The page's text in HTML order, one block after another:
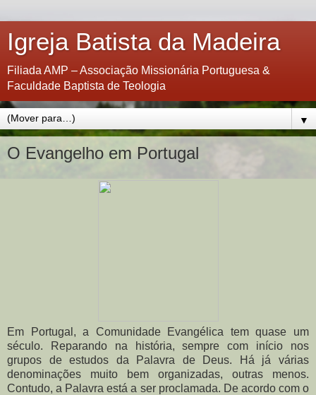
Igreja Batista da Madeira
Filiada AMP – Associação Missionária Portuguesa &
Faculdade Baptista de Teologia
▼
O Evangelho em Portugal
Em Portugal, a Comunidade Evangélica tem quase um
século. Reparando na história, sempre com início nos
grupos de estudos da Palavra de Deus. Há já várias
denominações muito bem organizadas, outras menos.
Contudo, a Palavra está a ser proclamada. De acordo com o